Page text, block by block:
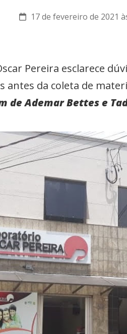
17 de fevereiro de 2021
Pereira esclarece
antes da coleta de
de Ademar Bettes e